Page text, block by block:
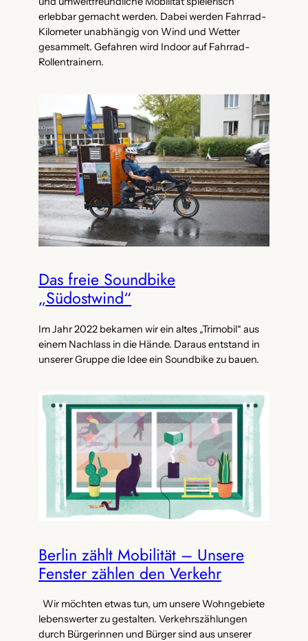
erlebbar gemacht werden. Dabei werden Fahrrad-
Kilometer unabhängig von Wind und Wetter
gesammelt. Gefahren wird Indoor auf Fahrrad-
Rollentrainern.
Das freie Soundbike
„Südostwind“
Im Jahr 2022 bekamen wir ein altes „Trimobil“ aus
einem Nachlass in die Hände. Daraus entstand in
unserer Gruppe die Idee ein Soundbike zu bauen.
Berlin zählt Mobilität – Unsere
Fenster zählen den Verkehr
Wir möchten etwas tun, um unsere Wohngebiete
lebenswerter zu gestalten. Verkehrszählungen
durch Bürgerinnen und Bürger sind aus unserer